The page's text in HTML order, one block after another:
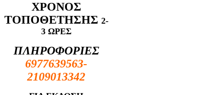
ΧΡΟΝΟΣ
ΤΟΠΟΘΕΤΗΣΗΣ 2-
3 ΩΡΕΣ
ΠΛΗΡΟΦΟΡΙΕΣ
6977639563-
2109013342